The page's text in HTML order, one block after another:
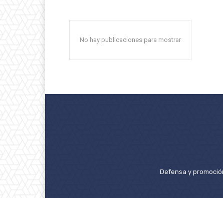
No hay publicaciones para mostrar
Defensa y